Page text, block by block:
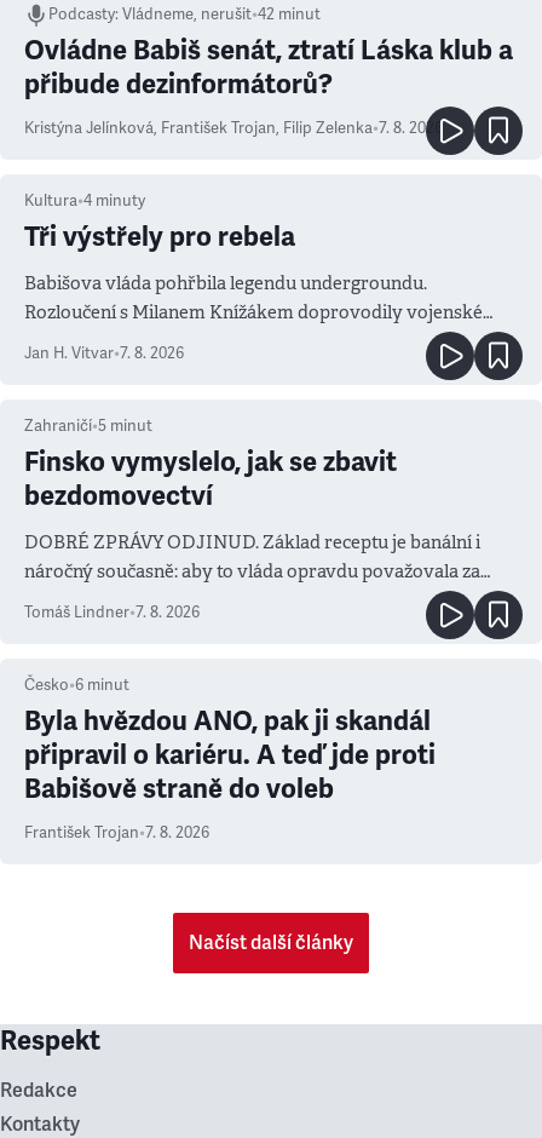
Podcasty:Vládneme, nerušit•42 minut
Ovládne Babiš senát, ztratí Láska klub a
přibude dezinformátorů?
Kristýna Jelínková, František Trojan, Filip Zelenka•7. 8. 2026
Kultura•4 minuty
Tři výstřely pro rebela
Babišova vláda pohřbila legendu undergroundu.
Rozloučení s Milanem Knížákem doprovodily vojenské
salvy i kritika pokrokářů
Jan H. Vitvar•7. 8. 2026
Zahraničí•5 minut
Finsko vymyslelo, jak se zbavit
bezdomovectví
DOBRÉ ZPRÁVY ODJINUD. Základ receptu je banální i
náročný současně: aby to vláda opravdu považovala za
prioritu
Tomáš Lindner•7. 8. 2026
Česko•6 minut
Byla hvězdou ANO, pak ji skandál
připravil o kariéru. A teď jde proti
Babišově straně do voleb
František Trojan•7. 8. 2026
Načíst další články
Respekt
Redakce
Kontakty